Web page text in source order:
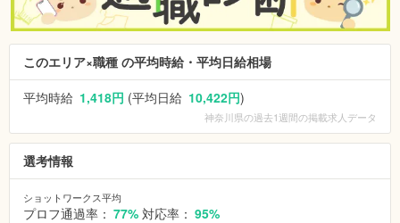
このエリア×職種 の平均時給・平均日給相場
平均時給 1,418円 (平均日給 10,422円)
神奈川県の過去1週間の掲載求人データ
選考情報
ショットワークス平均
プロフ通過率： 77% 対応率： 95%